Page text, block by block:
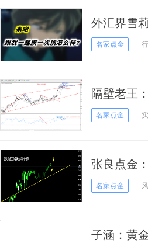
外汇界雪
名家点金
隔壁老王
展开争夺
名家点金
张良点金
多！
名家点金
子涵：黄